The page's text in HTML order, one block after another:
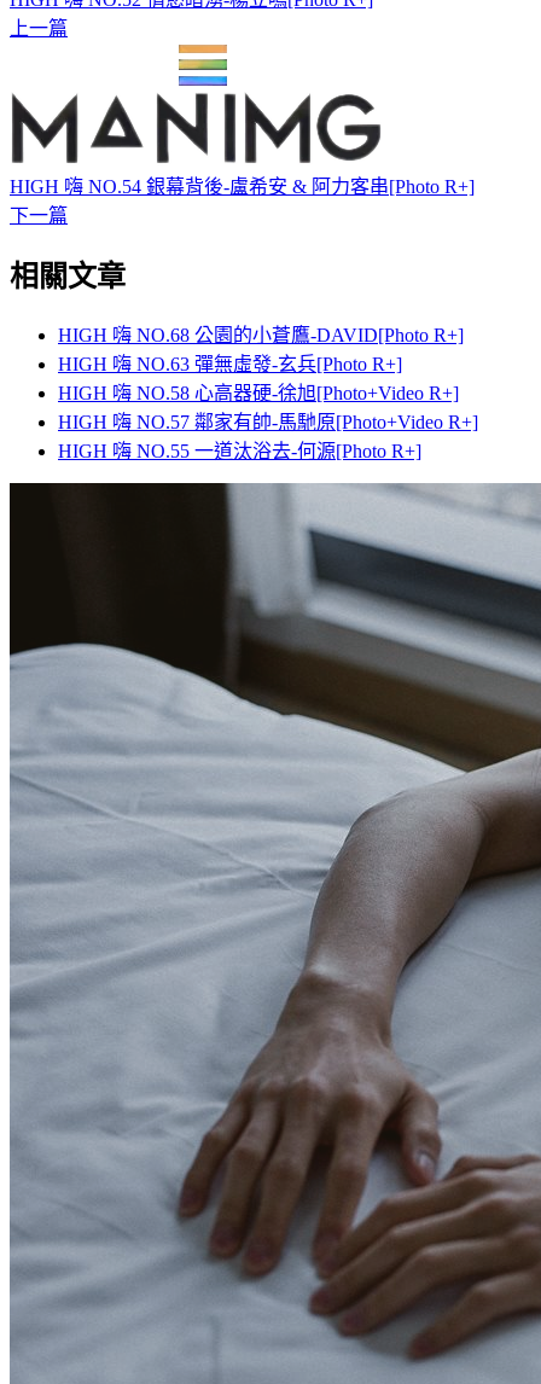
上一篇
HIGH 嗨 NO.54 銀幕背後-盧希安 & 阿力客串[Photo R+]
下一篇
相關文章
HIGH 嗨 NO.68 公園的小蒼鷹-DAVID[Photo R+]
HIGH 嗨 NO.63 彈無虛發-玄兵[Photo R+]
HIGH 嗨 NO.58 心高器硬-徐旭[Photo+Video R+]
HIGH 嗨 NO.57 鄰家有帥-馬馳原[Photo+Video R+]
HIGH 嗨 NO.55 一道汰浴去-何源[Photo R+]